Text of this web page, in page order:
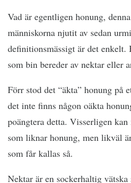
Vad är egentligen honung,
människorna njutit av sedan
definitionsmässigt är det enkelt.
som bin bereder av nektar eller
Förr stod det “äkta” honung på
det inte finns någon oäkta
poängtera detta. Visserligen
som liknar honung, men likväl
som får kallas så.
Nektar är en sockerhaltig